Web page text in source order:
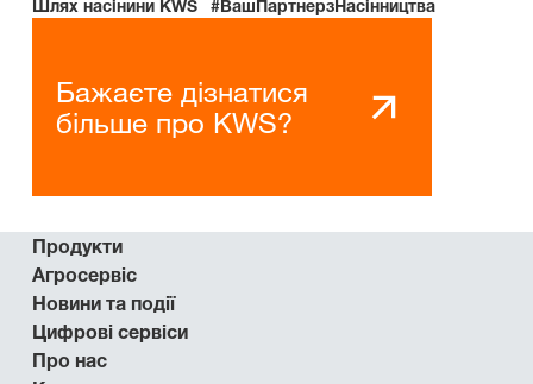
Шлях насінини KWS #ВашПартнерзНасінництва
Бажаєте дізнатися
більше про KWS?
Продукти
Агросервіс
Новини та події
Цифрові сервіси
Про нас